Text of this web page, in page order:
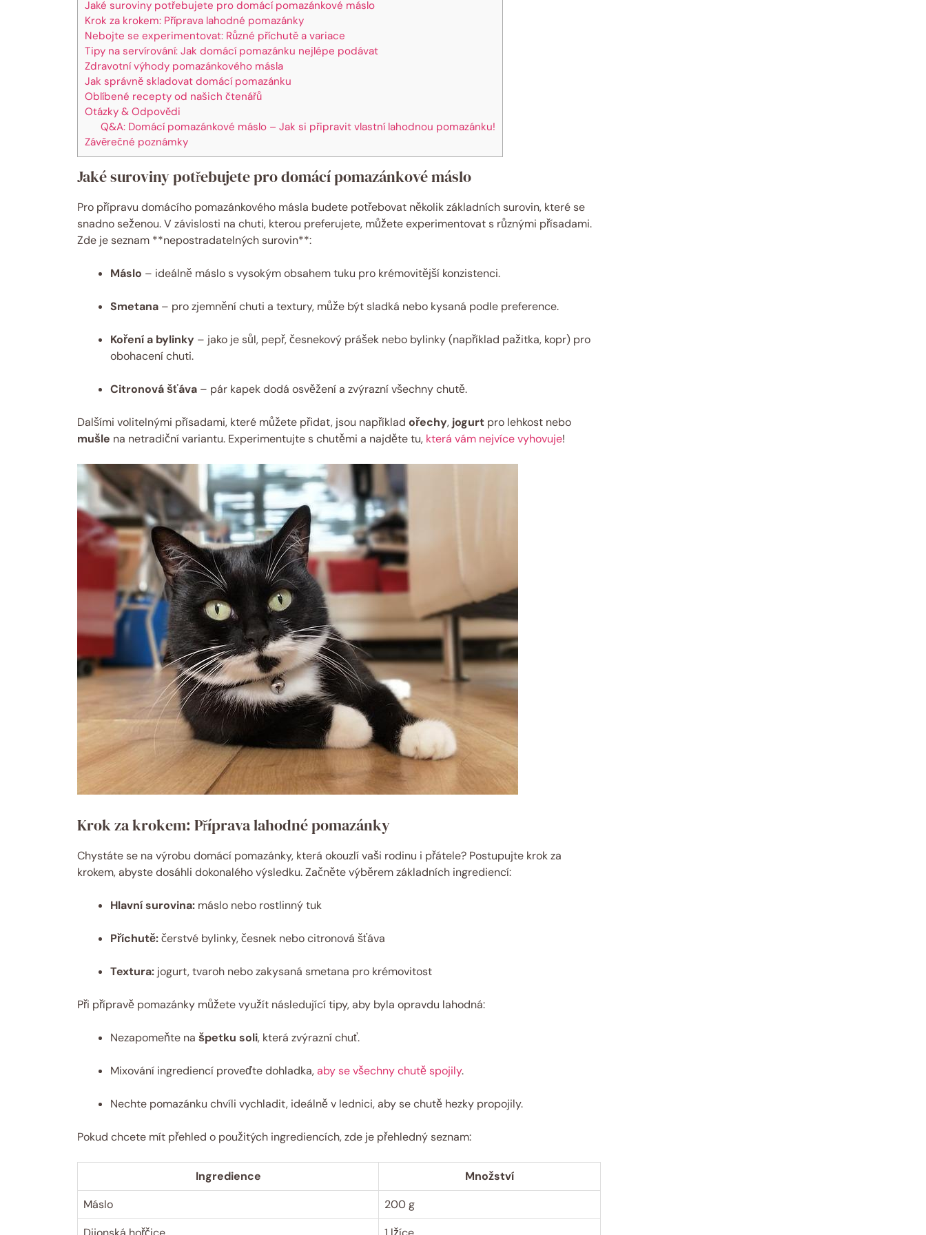
Jaké suroviny potřebujete pro domácí pomazánkové máslo
Krok za krokem: Příprava lahodné pomazánky
Nebojte se experimentovat: Různé příchutě a variace
Tipy na servírování: Jak domácí pomazánku nejlépe podávat
Zdravotní výhody pomazánkového másla
Jak správně skladovat domácí pomazánku
Oblíbené recepty od našich čtenářů
Otázky & Odpovědi
Q&A: Domácí pomazánkové máslo – Jak si připravit vlastní lahodnou pomazánku!
Závěrečné poznámky
Jaké suroviny potřebujete pro domácí pomazánkové máslo
Pro přípravu domácího pomazánkového másla budete potřebovat několik základních surovin, které se
snadno seženou. V závislosti na chuti, kterou preferujete, můžete experimentovat s různými přísadami.
Zde je seznam **nepostradatelných surovin**:
Máslo – ideálně máslo s vysokým obsahem tuku pro krémovitější konzistenci.
Smetana – pro zjemnění chuti a textury, může být sladká nebo kysaná podle preference.
Koření a bylinky – jako je sůl, pepř, česnekový prášek nebo bylinky (například pažitka, kopr) pro
obohacení chuti.
Citronová šťáva – pár kapek dodá osvěžení a zvýrazní všechny chutě.
Dalšími volitelnými přísadami, které můžete přidat, jsou například ořechy, jogurt pro lehkost nebo
mušle na netradiční variantu. Experimentujte s chutěmi a najděte tu, která vám nejvíce vyhovuje!
Krok za krokem: Příprava lahodné pomazánky
Chystáte se na výrobu domácí pomazánky, která okouzlí vaši rodinu i přátele? Postupujte krok za
krokem, abyste dosáhli dokonalého výsledku. Začněte výběrem základních ingrediencí:
Hlavní surovina: máslo nebo rostlinný tuk
Příchutě:čerstvé bylinky, česnek nebo citronová šťáva
Textura: jogurt, tvaroh nebo zakysaná smetana pro krémovitost
Při přípravě pomazánky můžete využít následující tipy, aby byla opravdu lahodná:
Nezapomeňte na špetku soli, která zvýrazní chuť.
Mixování ingrediencí proveďte dohladka,aby se všechny chutě spojily.
Nechte pomazánku chvíli vychladit, ideálně v lednici, aby se chutě hezky propojily.
Pokud chcete mít přehled o použitých ingrediencích, zde je přehledný seznam:
Ingredience
Množství
Máslo
200 g